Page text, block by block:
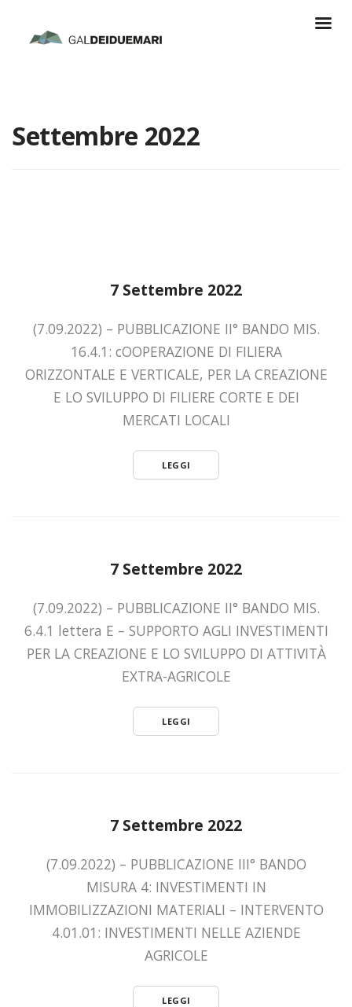
Settembre 2022
7 Settembre 2022
(7.09.2022) – PUBBLICAZIONE II° BANDO MIS.
16.4.1: cOOPERAZIONE DI FILIERA
ORIZZONTALE E VERTICALE, PER LA CREAZIONE
E LO SVILUPPO DI FILIERE CORTE E DEI
MERCATI LOCALI
LEGGI
7 Settembre 2022
(7.09.2022) – PUBBLICAZIONE II° BANDO MIS.
6.4.1 lettera E – SUPPORTO AGLI INVESTIMENTI
PER LA CREAZIONE E LO SVILUPPO DI ATTIVITÀ
EXTRA-AGRICOLE
LEGGI
7 Settembre 2022
(7.09.2022) – PUBBLICAZIONE III° BANDO
MISURA 4: INVESTIMENTI IN
IMMOBILIZZAZIONI MATERIALI – INTERVENTO
4.01.01: INVESTIMENTI NELLE AZIENDE
AGRICOLE
LEGGI